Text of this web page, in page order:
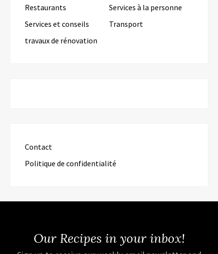
Restaurants
Services à la personne
Services et conseils
Transport
travaux de rénovation
Contact
Politique de confidentialité
Our Recipes in your inbox!